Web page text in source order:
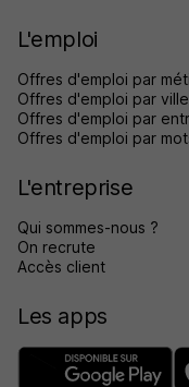
L'emploi
Offres d'emploi par
Offres d'emploi par ville
Offres d'emploi par
Offres d'emploi par
L'entreprise
Qui sommes-nous ?
On recrute
Accès client
Les apps